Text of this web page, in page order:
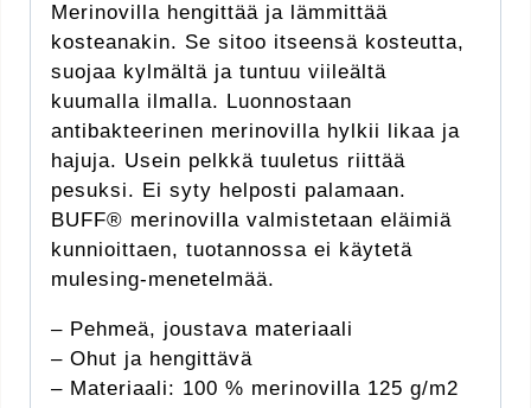
Merinovilla hengittää ja lämmittää
kosteanakin. Se sitoo itseensä kosteutta,
suojaa kylmältä ja tuntuu viileältä
kuumalla ilmalla. Luonnostaan
antibakteerinen merinovilla hylkii likaa ja
hajuja. Usein pelkkä tuuletus riittää
pesuksi. Ei syty helposti palamaan.
BUFF® merinovilla valmistetaan eläimiä
kunnioittaen, tuotannossa ei käytetä
mulesing-menetelmää.
– Pehmeä, joustava materiaali
– Ohut ja hengittävä
– Materiaali: 100 % merinovilla 125 g/m2